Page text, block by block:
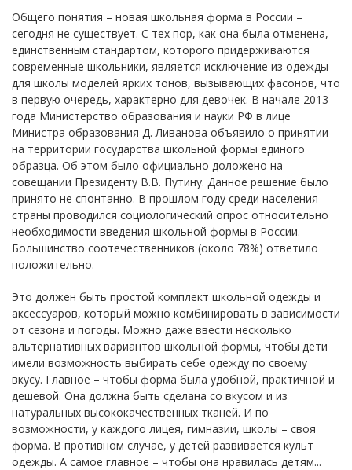
Общего понятия – новая школьная форма в России –
сегодня не существует. С тех пор, как она была отменена,
единственным стандартом, которого придерживаются
современные школьники, является исключение из одежды
для школы моделей ярких тонов, вызывающих фасонов, что
в первую очередь, характерно для девочек. В начале 2013
года Министерство образования и науки РФ в лице
Министра образования Д. Ливанова объявило о принятии
на территории государства школьной формы единого
образца. Об этом было официально доложено на
совещании Президенту В.В. Путину. Данное решение было
принято не спонтанно. В прошлом году среди населения
страны проводился социологический опрос относительно
необходимости введения школьной формы в России.
Большинство соотечественников (около 78%) ответило
положительно.
Это должен быть простой комплект школьной одежды и
аксессуаров, который можно комбинировать в зависимости
от сезона и погоды. Можно даже ввести несколько
альтернативных вариантов школьной формы, чтобы дети
имели возможность выбирать себе одежду по своему
вкусу. Главное – чтобы форма была удобной, практичной и
дешевой. Она должна быть сделана со вкусом и из
натуральных высококачественных тканей. И по
возможности, у каждого лицея, гимназии, школы – своя
форма. В противном случае, у детей развивается культ
одежды. А самое главное – чтобы она нравилась детям...